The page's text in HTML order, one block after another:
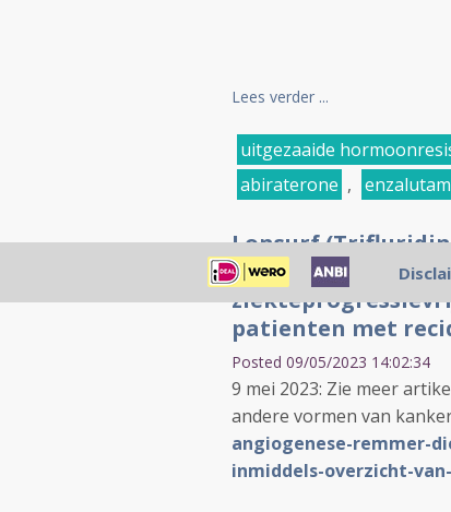
Lees verder ...
uitgezaaide
abiraterone ,
Lonsurf
geeft betere
patienten met
Posted 09/05/2023 14:02:34
9 mei 2023: Zie meer
andere vormen van
angiogenese-remmer-
inmiddels-overzicht-